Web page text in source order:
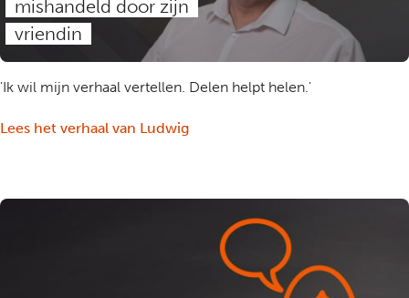
mishandeld door zijn
vriendin
'Ik wil mijn verhaal vertellen. Delen helpt helen.'
Lees het verhaal van Ludwig